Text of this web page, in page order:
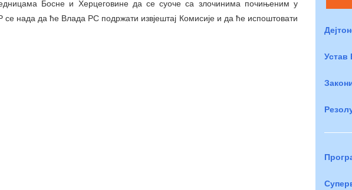
Босне и Херцеговине да се суоче са злочинима почињеним у
нада да ће Влада РС подржати извјештај Комисије и да ће испоштовати
Устав